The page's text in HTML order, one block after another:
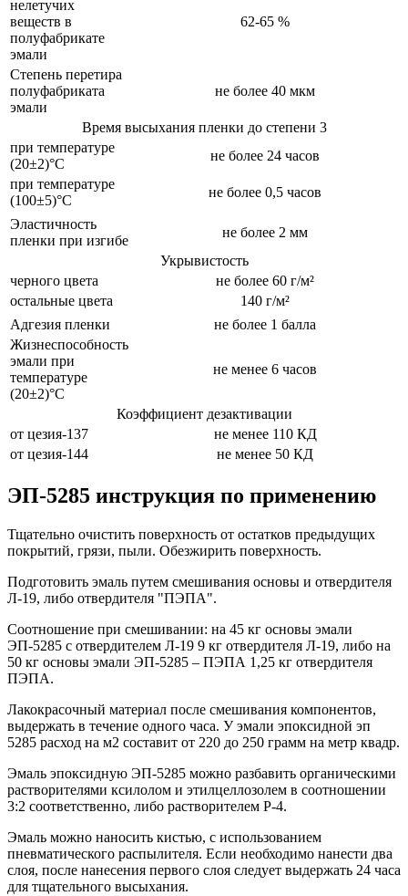
нелетучих
веществ в
полуфабрикате
эмали
62-65 %
Степень перетира
полуфабриката
эмали
не более 40 мкм
Время высыхания пленки до степени 3
при температуре
(20±2)°С
не более 24 часов
при температуре
(100±5)°С
не более 0,5 часов
Эластичность
пленки при изгибе
не более 2 мм
Укрывистость
черного цвета
не более 60 г/м²
остальные цвета
140 г/м²
Адгезия пленки
не более 1 балла
Жизнеспособность
эмали при
температуре
(20±2)°С
не менее 6 часов
Коэффициент дезактивации
от цезия-137
не менее 110 КД
от цезия-144
не менее 50 КД
ЭП-5285 инструкция по применению
Тщательно очистить поверхность от остатков предыдущих
покрытий, грязи, пыли. Обезжирить поверхность.
Подготовить эмаль путем смешивания основы и отвердителя
Л-19, либо отвердителя "ПЭПА".
Соотношение при смешивании: на 45 кг основы эмали
ЭП-5285 с отвердителем Л-19 9 кг отвердителя Л-19, либо на
50 кг основы эмали ЭП-5285 – ПЭПА 1,25 кг отвердителя
ПЭПА.
Лакокрасочный материал после смешивания компонентов,
выдержать в течение одного часа. У эмали эпоксидной эп
5285 расход на м2 составит от 220 до 250 грамм на метр квадр.
Эмаль эпоксидную ЭП-5285 можно разбавить органическими
растворителями ксилолом и этилцеллозолем в соотношении
3:2 соответственно, либо растворителем Р-4.
Эмаль можно наносить кистью, с использованием
пневматического распылителя. Если необходимо нанести два
слоя, после нанесения первого слоя следует выдержать 24 часа
для тщательного высыхания.